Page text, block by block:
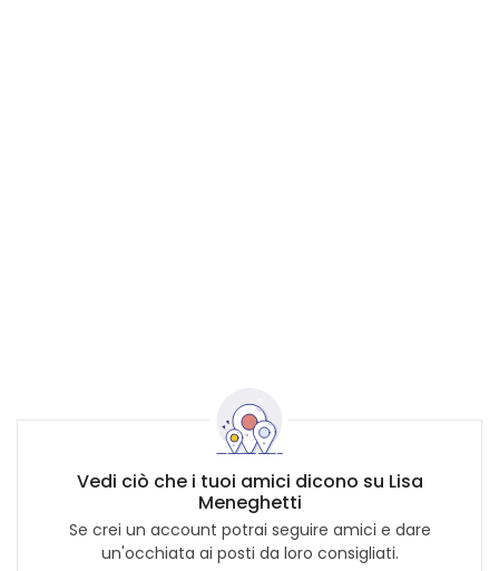
Vedi ciò che i tuoi amici dicono su Lisa
Meneghetti
Se crei un account potrai seguire amici e dare
un'occhiata ai posti da loro consigliati.